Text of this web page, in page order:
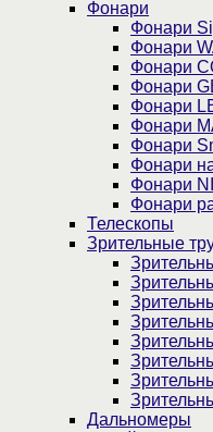
Фонари
Фонари
Фонари
Фонари
Фонари
Фонари
Фонари
Фонари
Фонари
Фонари
Фонари
Телескопы
Зрительные
Дальномеры